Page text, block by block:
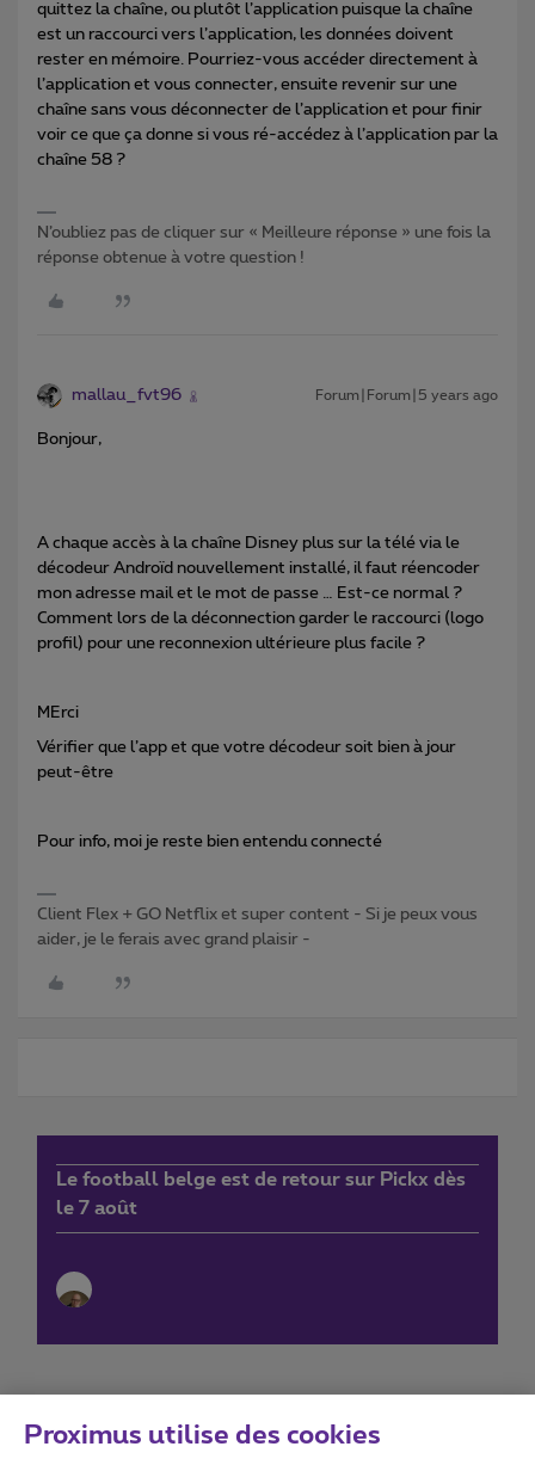
quittez la chaîne, ou plutôt l’application puisque la chaîne
est un raccourci vers l’application, les données doivent
rester en mémoire. Pourriez-vous accéder directement à
l’application et vous connecter, ensuite revenir sur une
chaîne sans vous déconnecter de l’application et pour finir
voir ce que ça donne si vous ré-accédez à l’application par la
chaîne 58 ?
N’oubliez pas de cliquer sur « Meilleure réponse » une fois la
réponse obtenue à votre question !
mallau_fvt96 Forum|Forum|5 years ago
Bonjour,
A chaque accès à la chaîne Disney plus sur la télé via le
décodeur Androïd nouvellement installé, il faut réencoder
mon adresse mail et le mot de passe … Est-ce normal ?
Comment lors de la déconnection garder le raccourci (logo
profil) pour une reconnexion ultérieure plus facile ?
MErci
Vérifier que l’app et que votre décodeur soit bien à jour
peut-être
Pour info, moi je reste bien entendu connecté
Client Flex + GO Netflix et super content - Si je peux vous
aider, je le ferais avec grand plaisir -
Le football belge est de retour sur Pickx dès
le 7 août
Proximus utilise des cookies